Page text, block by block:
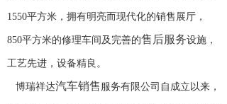
1550平方米，拥有明亮而现代化的销售展厅，
850平方米的修理车间及完善的售后服务设施，
工艺先进，设备精良。
博瑞祥达汽车销售 服务有限公司自成立以来，